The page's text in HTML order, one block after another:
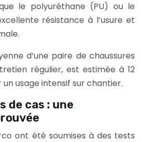
le polyuréthane (PU) ou le
résistance à l’usure et
d’une paire de chaussures
régulier, est estimée à 12
un usage intensif sur chantier.
de cas : une
ont été soumises à des tests